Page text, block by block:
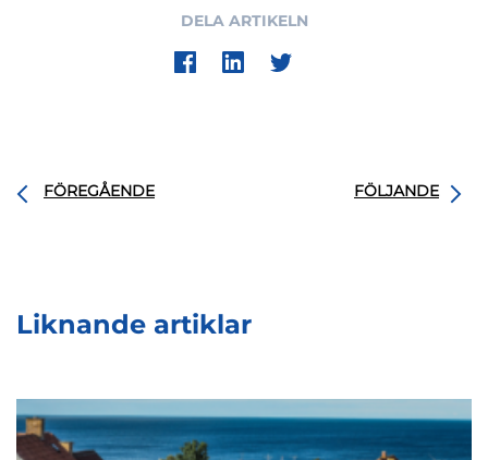
DELA ARTIKELN
FÖREGÅENDE FÖLJANDE
Liknande artiklar